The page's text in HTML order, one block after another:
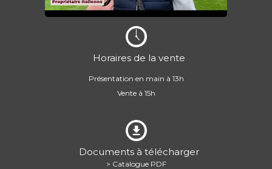
Horaires de la vente
Présentation en main à 13h
Vente à 15h
Documents à télécharger
> Catalogue PDF